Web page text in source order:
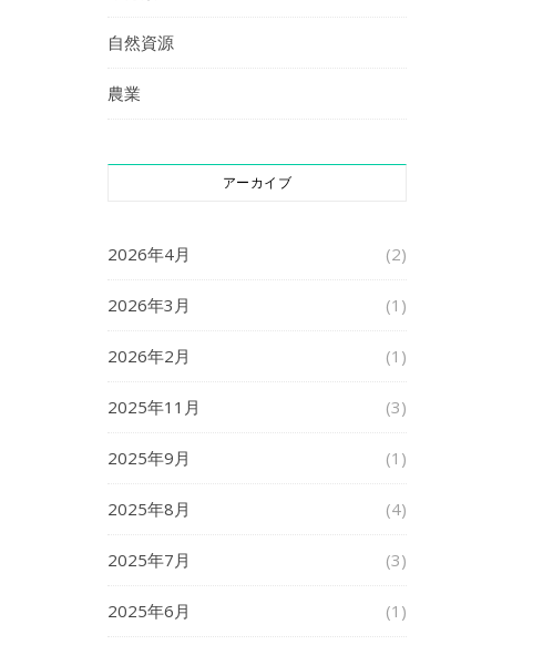
自然資源
農業
アーカイブ
2026年4月 (2)
2026年3月 (1)
2026年2月 (1)
2025年11月 (3)
2025年9月 (1)
2025年8月 (4)
2025年7月 (3)
2025年6月 (1)